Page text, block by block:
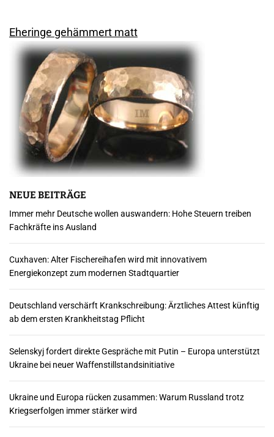
Eheringe gehämmert matt
NEUE BEITRÄGE
Immer mehr Deutsche wollen auswandern: Hohe Steuern treiben
Fachkräfte ins Ausland
Cuxhaven: Alter Fischereihafen wird mit innovativem
Energiekonzept zum modernen Stadtquartier
Deutschland verschärft Krankschreibung: Ärztliches Attest künftig
ab dem ersten Krankheitstag Pflicht
Selenskyj fordert direkte Gespräche mit Putin – Europa unterstützt
Ukraine bei neuer Waffenstillstandsinitiative
Ukraine und Europa rücken zusammen: Warum Russland trotz
Kriegserfolgen immer stärker wird